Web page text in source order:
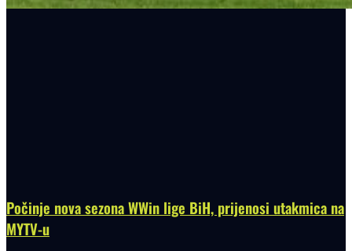
Počinje nova sezona WWin lige BiH, prijenosi utakmica na
MYTV-u